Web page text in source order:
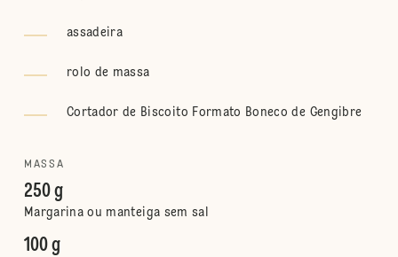
assadeira
rolo de massa
Cortador de Biscoito Formato Boneco de Gengibre
MASSA
250 g
Margarina ou manteiga sem sal
100 g